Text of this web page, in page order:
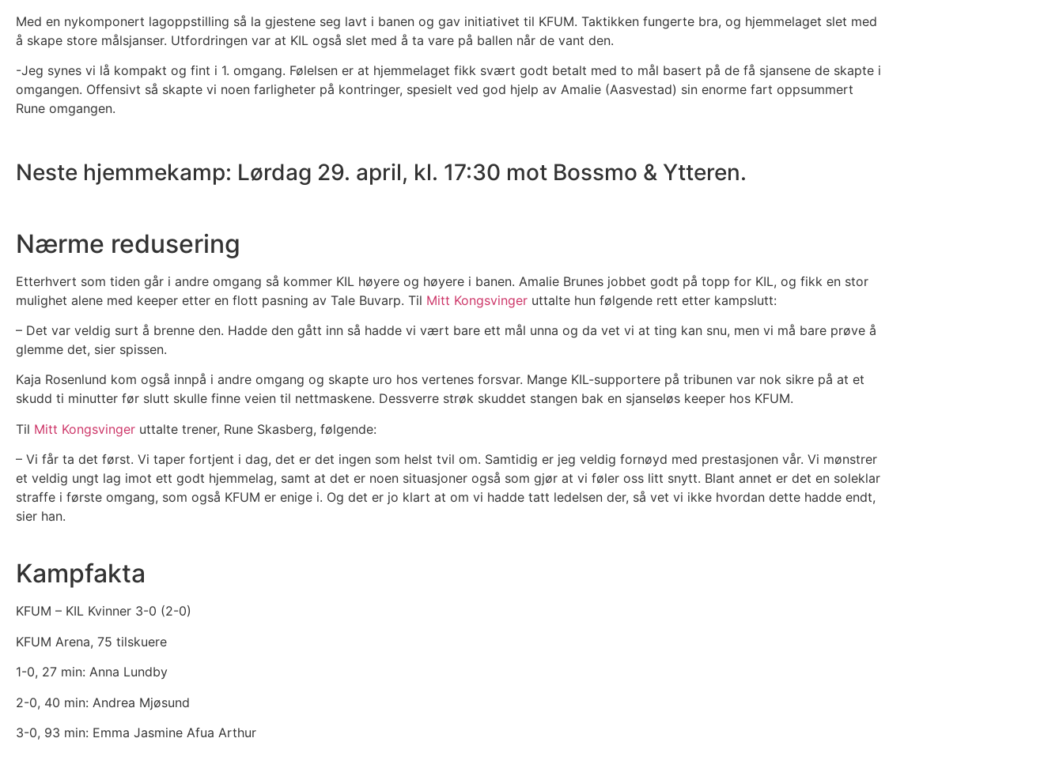
Med en nykomponert lagoppstilling så la gjestene seg lavt i banen og gav initiativet til KFUM. Taktikken fungerte bra, og hjemmelaget slet med
å skape store målsjanser. Utfordringen var at KIL også slet med å ta vare på ballen når de vant den.
-Jeg synes vi lå kompakt og fint i 1. omgang. Følelsen er at hjemmelaget fikk svært godt betalt med to mål basert på de få sjansene de skapte i
omgangen. Offensivt så skapte vi noen farligheter på kontringer, spesielt ved god hjelp av Amalie (Aasvestad) sin enorme fart oppsummert
Rune omgangen.
Neste hjemmekamp: Lørdag 29. april, kl. 17:30 mot Bossmo & Ytteren.
Nærme redusering
Etterhvert som tiden går i andre omgang så kommer KIL høyere og høyere i banen. Amalie Brunes jobbet godt på topp for KIL, og fikk en stor
mulighet alene med keeper etter en flott pasning av Tale Buvarp. Til Mitt Kongsvinger uttalte hun følgende rett etter kampslutt:
– Det var veldig surt å brenne den. Hadde den gått inn så hadde vi vært bare ett mål unna og da vet vi at ting kan snu, men vi må bare prøve å
glemme det, sier spissen.
Kaja Rosenlund kom også innpå i andre omgang og skapte uro hos vertenes forsvar. Mange KIL-supportere på tribunen var nok sikre på at et
skudd ti minutter før slutt skulle finne veien til nettmaskene. Dessverre strøk skuddet stangen bak en sjanseløs keeper hos KFUM.
Til Mitt Kongsvinger uttalte trener, Rune Skasberg, følgende:
– Vi får ta det først. Vi taper fortjent i dag, det er det ingen som helst tvil om. Samtidig er jeg veldig fornøyd med prestasjonen vår. Vi mønstrer
et veldig ungt lag imot ett godt hjemmelag, samt at det er noen situasjoner også som gjør at vi føler oss litt snytt. Blant annet er det en soleklar
straffe i første omgang, som også KFUM er enige i. Og det er jo klart at om vi hadde tatt ledelsen der, så vet vi ikke hvordan dette hadde endt,
sier han.
Kampfakta
KFUM – KIL Kvinner 3-0 (2-0)
KFUM Arena, 75 tilskuere
1-0, 27 min: Anna Lundby
2-0, 40 min: Andrea Mjøsund
3-0, 93 min: Emma Jasmine Afua Arthur